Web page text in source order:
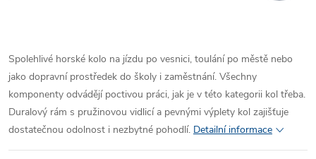
Spolehlivé horské kolo na jízdu po vesnici, toulání po městě nebo
jako dopravní prostředek do školy i zaměstnání. Všechny
komponenty odvádějí poctivou práci, jak je v této kategorii kol třeba.
Duralový rám s pružinovou vidlicí a pevnými výplety kol zajišťuje
dostatečnou odolnost i nezbytné pohodlí. Detailní informace